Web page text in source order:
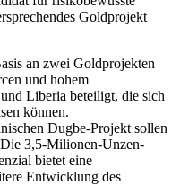
Goldprojekt
an zwei Goldprojekten
und hohem
Liberia beteiligt, die sich
können.
Dugbe-Projekt sollen
3,5-Milionen-Unzen-
bietet eine
Entwicklung des